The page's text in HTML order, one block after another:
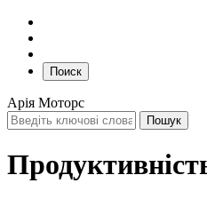
Поиск
Арія Моторс